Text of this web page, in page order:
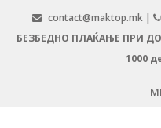
content
contact@maktop.mk |
БЕЗБЕДНО ПЛАЌАЊЕ ПРИ
1000